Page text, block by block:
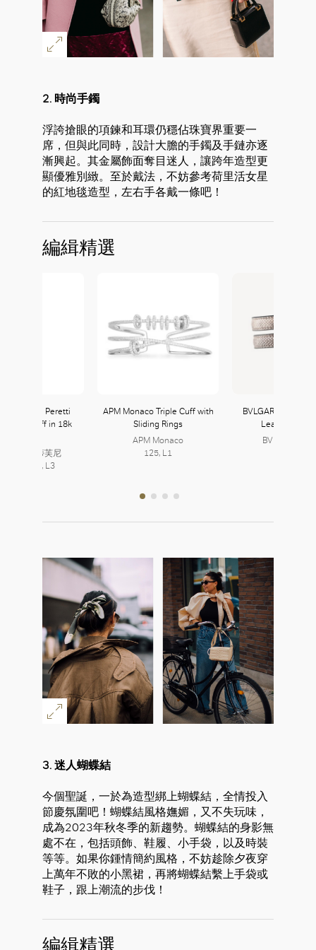
2. 時尚手鐲
浮誇搶眼的項鍊和耳環仍穩佔珠寶界重要一
席，但與此同時，設計大膽的手鐲及手鏈亦逐
漸興起。其金屬飾面奪目迷人，讓跨年造型更
顯優雅別緻。至於戴法，不妨參考荷里活女星
的紅地毯造型，左右手各戴一條吧！
編緝精選
& Co. Elsa Peretti
Bone Cuff in 18k
& Co. 蒂芙尼
L3 | 323, L3
APM Monaco Triple Cuff with
Sliding Rings
APM Monaco
125, L1
BVLGARI Serpenti
Leather
BVLGARI 寶
3. 迷人蝴蝶結
今個聖誕，一於為造型綁上蝴蝶結，全情投入
節慶氛圍吧！蝴蝶結風格嫵媚，又不失玩味，
成為2023年秋冬季的新趨勢。蝴蝶結的身影無
處不在，包括頭飾、鞋履、小手袋，以及時裝
等等。如果你鍾情簡約風格，不妨趁除夕夜穿
上萬年不敗的小黑裙，再將蝴蝶結繫上手袋或
鞋子，跟上潮流的步伐！
編緝精選